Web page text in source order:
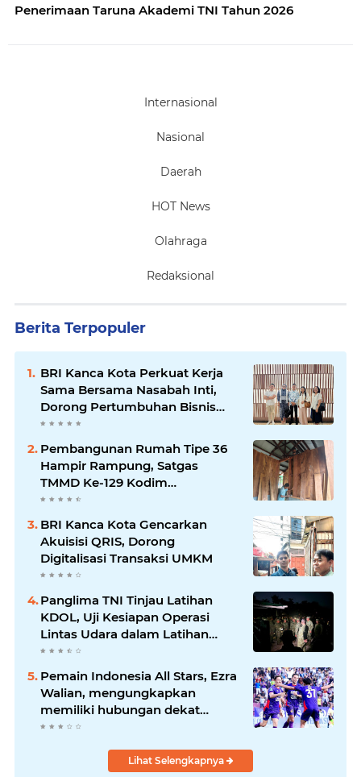
Penerimaan Taruna Akademi TNI Tahun 2026
Internasional
Nasional
Daerah
HOT News
Olahraga
Redaksional
Berita Terpopuler
BRI Kanca Kota Perkuat Kerja
Sama Bersama Nasabah Inti,
Dorong Pertumbuhan Bisnis
Berkelanjutan
Pembangunan Rumah Tipe 36
Hampir Rampung, Satgas
TMMD Ke-129 Kodim
1807/Sorong Selatan Wujudkan
Hunian Layak bagi Warga
BRI Kanca Kota Gencarkan
Akuisisi QRIS, Dorong
Digitalisasi Transaksi UMKM
Panglima TNI Tinjau Latihan
KDOL, Uji Kesiapan Operasi
Lintas Udara dalam Latihan
Terintegrasi TNI 2026
Pemain Indonesia All Stars, Ezra
Walian, mengungkapkan
memiliki hubungan dekat
dengan keluarga bek Aston Villa
Lihat Selengkapnya